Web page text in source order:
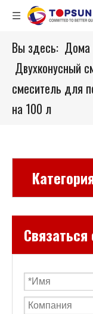
Вы здесь: Дома
Двухконусный
смеситель для
на 100 л
Связаться